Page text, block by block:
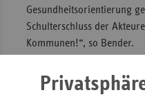
Gesundheitsorientierung
Schulterschluss der
Kommunen!“, so Bender.
aufgestellt ist, zeigte Ute